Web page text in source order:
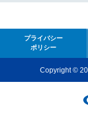
プライバシー
ポリシー
Copyright ©